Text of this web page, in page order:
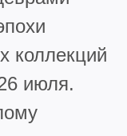
коллекций
июля.